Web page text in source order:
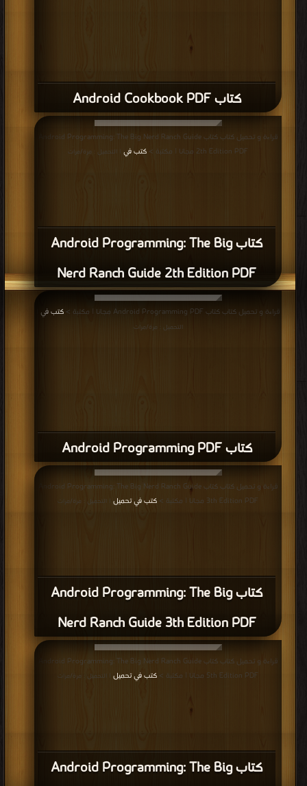
كتاب Android Cookbook PDF
كتاب Android Programming: The Big
Nerd Ranch Guide 2th Edition PDF
قراءة و تحميل كتاب كتاب Android Programming: The Big Nerd Ranch Guide
2th Edition PDF مجانا | مكتبة >
كتب في | التحميل : مرة/مرات
كتاب Android Programming PDF
قراءة و تحميل كتاب كتاب Android Programming PDF مجانا | مكتبة > كتب في
التحميل : مرة/مرات
كتاب Android Programming: The Big
Nerd Ranch Guide 3th Edition PDF
قراءة و تحميل كتاب كتاب Android Programming: The Big Nerd Ranch Guide
3th Edition PDF مجانا | مكتبة >
كتب في تحميل | التحميل : مرة/مرات
كتاب Android Programming: The Big
قراءة و تحميل كتاب كتاب Android Programming: The Big Nerd Ranch Guide
5th Edition PDF مجانا | مكتبة >
كتب في تحميل | التحميل : مرة/مرات